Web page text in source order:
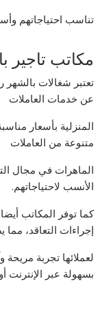
تناسب احتياجاتهم
مكاتب تاجير
تعتبر شغالات
عن خدمات العاملات
المنزلية بأسعار
متنوعة من العاملات
الماهرات في مجال
الأنسب لاحتياجاتهم.
كما توفر المكاتب
إجراءات التعاقد،
لعملائها تجربة
بسهولة عبر